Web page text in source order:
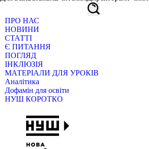
ПРО НАС
НОВИНИ
СТАТТІ
Є ПИТАННЯ
ПОГЛЯД
ІНКЛЮЗІЯ
МАТЕРІАЛИ ДЛЯ УРОКІВ
Аналітика
Дофамін для освіти
НУШ КОРОТКО